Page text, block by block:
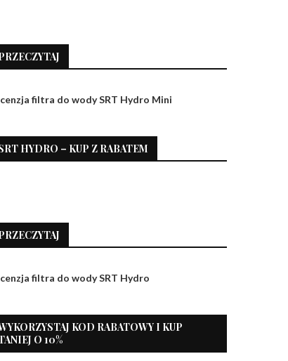
filtra do wody SRT Hydro Mini
HYDRO – KUP Z RABATEM
filtra do wody SRT Hydro
KOD RABATOWY I KUP
O 10%